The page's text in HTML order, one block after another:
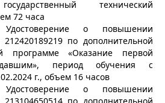
технический
72 часа
о повышении
по дополнительной
программе «Оказание первой
период обучения с
г., объем 16 часов
о повышении